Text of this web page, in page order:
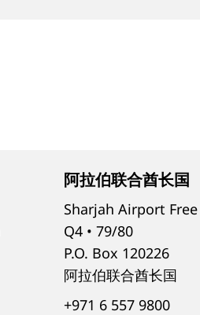
阿拉伯联合酋长国
Sharjah Airport
Q4 • 79/80
P.O. Box 120226
阿拉伯联合酋长国
+971 6 557 9800